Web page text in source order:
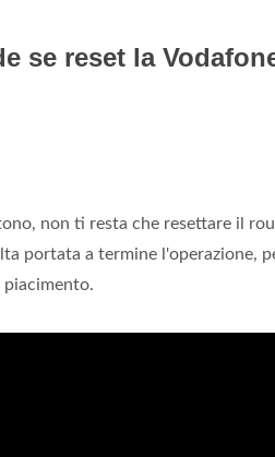
se reset la
non ti resta che resettare il
portata a termine l'operazione,
piacimento.